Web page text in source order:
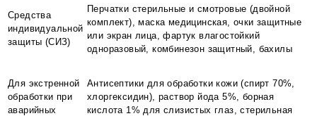
Средства
индивидуальной
защиты (СИЗ)
Перчатки стерильные и смотровые (двойной
комплект), маска медицинская, очки защитные
или экран лица, фартук влагостойкий
одноразовый, комбинезон защитный, бахилы
Для экстренной
обработки при
аварийных
Антисептики для обработки кожи (спирт 70%,
хлоргексидин), раствор йода 5%, борная
кислота 1% для слизистых глаз, стерильная